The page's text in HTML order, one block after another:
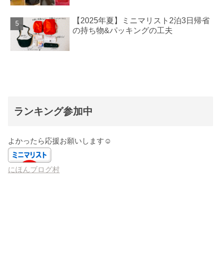
【2025年夏】ミニマリスト2泊3日帰省
の持ち物&パッキングの工夫
ランキング参加中
よかったら応援お願いします☺️
にほんブログ村